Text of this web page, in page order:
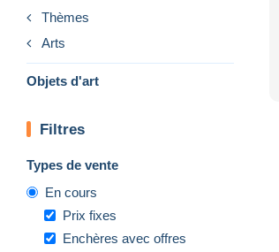
Thèmes
Arts
Objets d'art
Filtres
Types de vente
En cours
Prix fixes
Enchères avec offres